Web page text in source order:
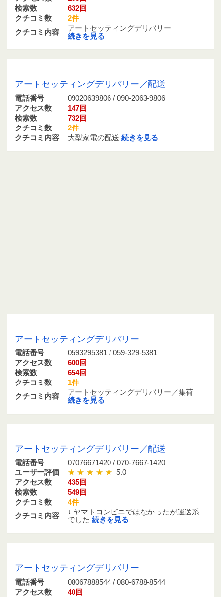
検索数
632回
クチコミ数
2件
クチコミ内容
アートセッティングデリバリー
続きを見る
アートセッティングデリバリー／配送
電話番号
09020639806 / 090-2063-9806
アクセス数
147回
検索数
732回
クチコミ数
2件
クチコミ内容
大型家電の配送 続きを見る
アートセッティングデリバリー
電話番号
0593295381 / 059-329-5381
アクセス数
600回
検索数
654回
クチコミ数
1件
クチコミ内容
アートセッティングデリバリー／集荷
続きを見る
アートセッティングデリバリー／配送
電話番号
07076671420 / 070-7667-1420
ユーザー評価
5.0
アクセス数
435回
検索数
549回
クチコミ数
4件
クチコミ内容
↓ ヤマトコンビニではなかったが運送系
でした 続きを見る
アートセッティングデリバリー
電話番号
08067888544 / 080-6788-8544
アクセス数
40回